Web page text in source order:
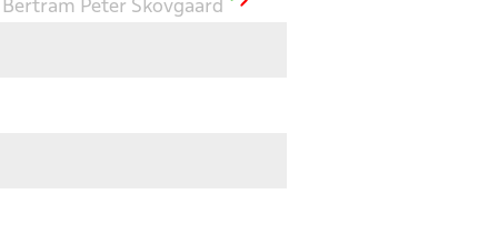
Bertram Peter Skovgaard